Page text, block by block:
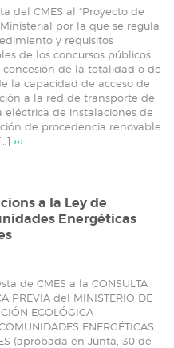
del CMES al “Proyecto de
por la que se regula
y requisitos
de los concursos públicos
concesión de la totalidad o de
la capacidad de acceso de
a la red de transporte de
eléctrica de instalaciones de
de procedencia renovable
›››
a la Ley de
Energéticas
de CMES a la CONSULTA
PREVIA del MINISTERIO DE
ECOLÓGICA
ENERGÉTICAS
(aprobada en Junta, 30 de